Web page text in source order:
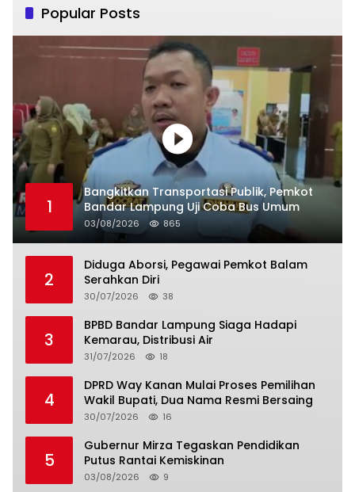
Popular Posts
1
Bangkitkan Transportasi Publik, Pemkot
Bandar Lampung Uji Coba Bus Umum
03/08/2026 865
2
Diduga Aborsi, Pegawai Pemkot Balam
Serahkan Diri
30/07/2026 38
3
BPBD Bandar Lampung Siaga Hadapi
Kemarau, Distribusi Air
31/07/2026 18
4
DPRD Way Kanan Mulai Proses Pemilihan
Wakil Bupati, Dua Nama Resmi Bersaing
30/07/2026 16
5
Gubernur Mirza Tegaskan Pendidikan
Putus Rantai Kemiskinan
03/08/2026 9